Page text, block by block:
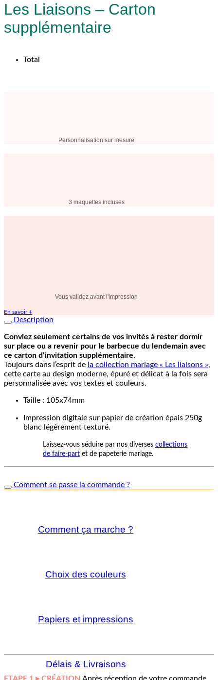
Les Liaisons – Carton
supplémentaire
Total
Personnalisation sur mesure
3 maquettes incluses
Vous validez avant l'impression
En savoir +
Description
Conviez seulement certains de vos invités à rester dormir
sur place ou a revenir pour le barbecue du lendemain avec
ce carton d’invitation supplémentaire.
Toujours dans l’esprit de la collection mariage « Les liaisons »,
cette carte au design moderne, épuré et délicat à la fois sera
personnalisée avec vos textes et couleurs.
Taille : 105x74mm
Impression digitale sur papier de création épais 250g
blanc légèrement texturé.
Laissez-vous séduire par nos diverses collections
de faire-part et de papeterie mariage.
Comment se passe la commande ?
Comment ça marche ?
Choix des couleurs
Papiers et impressions
Délais & Livraisons